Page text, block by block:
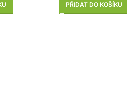
PŘIDAT DO KOŠÍKU